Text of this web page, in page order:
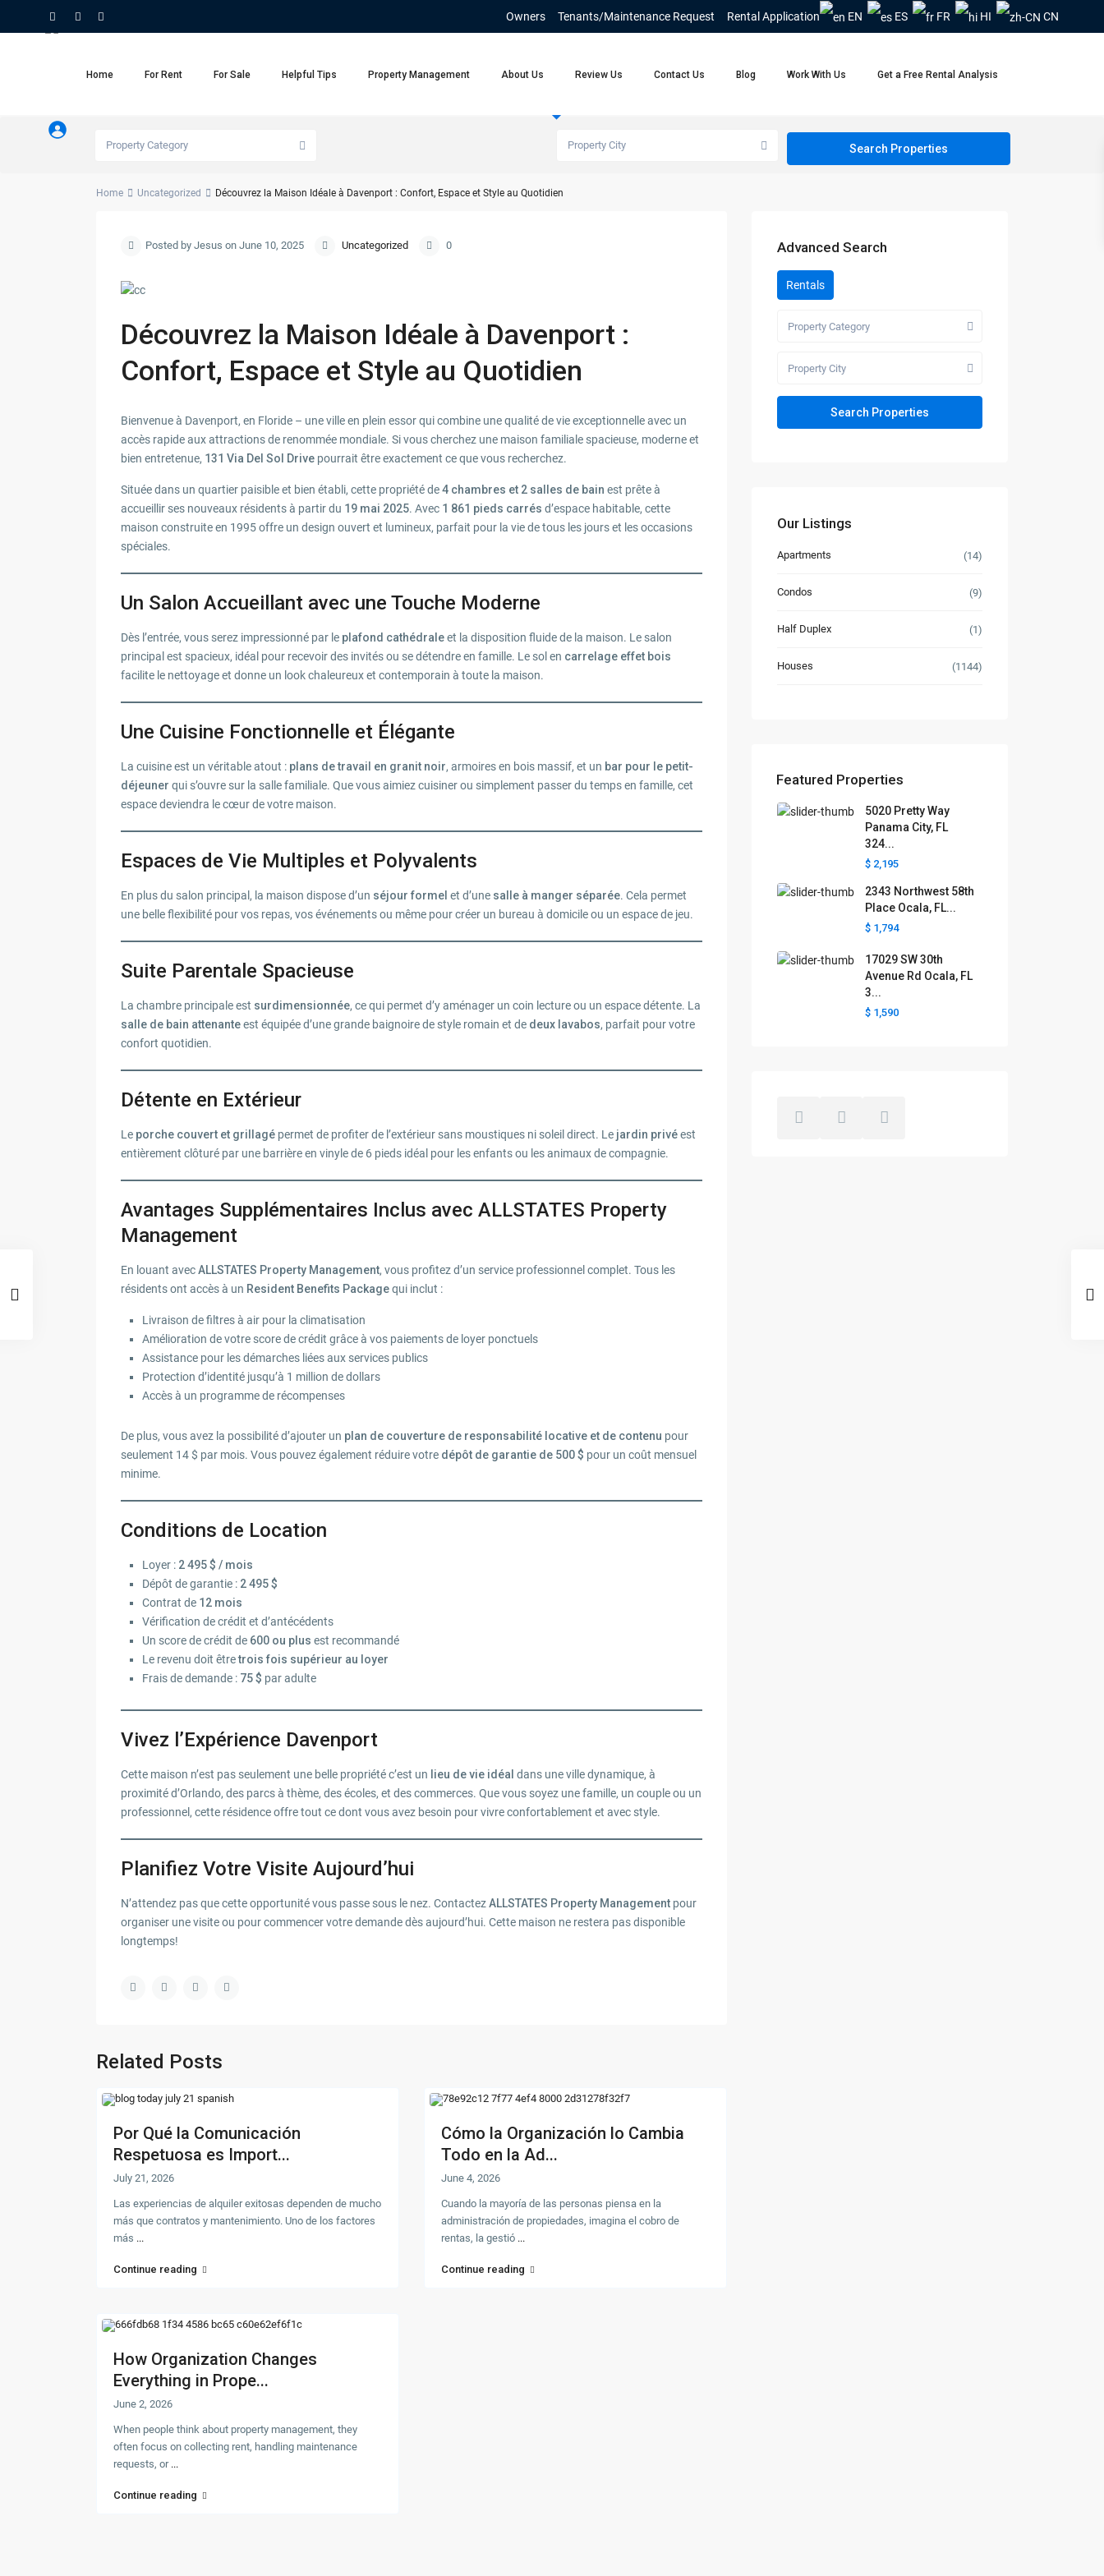
Owners Tenants/Maintenance Request Rental Application EN ES FR HI CN
Home For Rent For Sale Helpful Tips Property Management About Us Review Us Contact Us Blog Work With Us Get a Free Rental Analysis
Property Category Property City
Home Uncategorized Découvrez la Maison Idéale à Davenport : Confort, Espace et Style au Quotidien
Posted by Jesus on June 10, 2025 Uncategorized 0
Découvrez la Maison Idéale à Davenport :
Confort, Espace et Style au Quotidien
Bienvenue à Davenport, en Floride – une ville en plein essor qui combine une qualité de vie exceptionnelle avec un
accès rapide aux attractions de renommée mondiale. Si vous cherchez une maison familiale spacieuse, moderne et
bien entretenue, 131 Via Del Sol Drive pourrait être exactement ce que vous recherchez.
Située dans un quartier paisible et bien établi, cette propriété de4 chambres et 2 salles de bain est prête à
accueillir ses nouveaux résidents à partir du 19 mai 2025. Avec 1 861 pieds carrés d’espace habitable, cette
maison construite en 1995 offre un design ouvert et lumineux, parfait pour la vie de tous les jours et les occasions
spéciales.
Un Salon Accueillant avec une Touche Moderne
Dès l’entrée, vous serez impressionné par le plafond cathédraleet la disposition fluide de la maison. Le salon
principal est spacieux, idéal pour recevoir des invités ou se détendre en famille. Le sol en carrelage effet bois
facilite le nettoyage et donne un look chaleureux et contemporain à toute la maison.
Une Cuisine Fonctionnelle et Élégante
La cuisine est un véritable atout : plans de travail en granit noir, armoires en bois massif, et un bar pour le petit-
déjeuner qui s’ouvre sur la salle familiale. Que vous aimiez cuisiner ou simplement passer du temps en famille, cet
espace deviendra le cœur de votre maison.
Espaces de Vie Multiples et Polyvalents
En plus du salon principal, la maison dispose d’un séjour formel et d’une salle à manger séparée. Cela permet
une belle flexibilité pour vos repas, vos événements ou même pour créer un bureau à domicile ou un espace de jeu.
Suite Parentale Spacieuse
La chambre principale est surdimensionnée, ce qui permet d’y aménager un coin lecture ou un espace détente. La
salle de bain attenanteest équipée d’une grande baignoire de style romain et de deux lavabos, parfait pour votre
confort quotidien.
Détente en Extérieur
Le porche couvert et grillagé permet de profiter de l’extérieur sans moustiques ni soleil direct. Le jardin privéest
entièrement clôturé par une barrière en vinyle de 6 pieds idéal pour les enfants ou les animaux de compagnie.
Avantages Supplémentaires Inclus avec ALLSTATES Property
Management
En louant avecALLSTATES Property Management, vous profitez d’un service professionnel complet. Tous les
résidents ont accès à un Resident Benefits Packagequi inclut :
Livraison de filtres à air pour la climatisation
Amélioration de votre score de crédit grâce à vos paiements de loyer ponctuels
Assistance pour les démarches liées aux services publics
Protection d’identité jusqu’à 1 million de dollars
Accès à un programme de récompenses
De plus, vous avez la possibilité d’ajouter un plan de couverture de responsabilité locative et de contenu pour
seulement 14 $ par mois. Vous pouvez également réduire votre dépôt de garantie de 500 $ pour un coût mensuel
minime.
Conditions de Location
Loyer : 2 495 $ / mois
Dépôt de garantie : 2 495 $
Contrat de 12 mois
Vérification de crédit et d’antécédents
Un score de crédit de 600 ou plus est recommandé
Le revenu doit êtretrois fois supérieur au loyer
Frais de demande : 75 $ par adulte
Vivez l’Expérience Davenport
Cette maison n’est pas seulement une belle propriété c’est un lieu de vie idéal dans une ville dynamique, à
proximité d’Orlando, des parcs à thème, des écoles, et des commerces. Que vous soyez une famille, un couple ou un
professionnel, cette résidence offre tout ce dont vous avez besoin pour vivre confortablement et avec style.
Planifiez Votre Visite Aujourd’hui
N’attendez pas que cette opportunité vous passe sous le nez. ContactezALLSTATES Property Management pour
organiser une visite ou pour commencer votre demande dès aujourd’hui. Cette maison ne restera pas disponible
longtemps!
Related Posts
Por Qué la Comunicación
Respetuosa es Import...
July 21, 2026
Las experiencias de alquiler exitosas dependen de mucho
más que contratos y mantenimiento. Uno de los factores
más ...
Continue reading
Cómo la Organización lo Cambia
Todo en la Ad...
June 4, 2026
Cuando la mayoría de las personas piensa en la
administración de propiedades, imagina el cobro de
rentas, la gestió ...
Continue reading
How Organization Changes
Everything in Prope...
June 2, 2026
When people think about property management, they
often focus on collecting rent, handling maintenance
requests, or ...
Continue reading
Advanced Search
Rentals
Property Category
Property City
Our Listings
Apartments (14)
Condos (9)
Half Duplex (1)
Houses (1144)
Featured Properties
5020 Pretty Way
Panama City, FL
324...
$ 2,195
2343 Northwest 58th
Place Ocala, FL...
$ 1,794
17029 SW 30th
Avenue Rd Ocala, FL
3...
$ 1,590